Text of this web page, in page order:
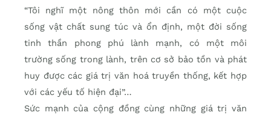
“Tôi nghĩ một nông thôn mới cần có một cuộc
sống vật chất sung túc và ổn định, một đời sống
tinh thần phong phú lành mạnh, có một môi
trường sống trong lành, trên cơ sở bảo tồn và phát
huy được các giá trị văn hoá truyền thống, kết hợp
với các yếu tố hiện đại”…
Sức mạnh của cộng đồng cùng những giá trị văn